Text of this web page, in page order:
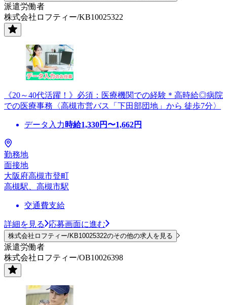
派遣労働者
株式会社ロフティー/KB10025322
《20～40代活躍！》必須：医療機関での経験＊高時給◎病院
での医療事務〈高槻市営バス「下田部団地」から 徒歩7分〉
データ入力 時給1,330円〜1,662円
勤務地
面接地
大阪府高槻市登町
高槻駅、高槻市駅
交通費支給
詳細を見る 応募画面に進む
株式会社ロフティー/KB10025322のその他の求人を見る
派遣労働者
株式会社ロフティー/OB10026398